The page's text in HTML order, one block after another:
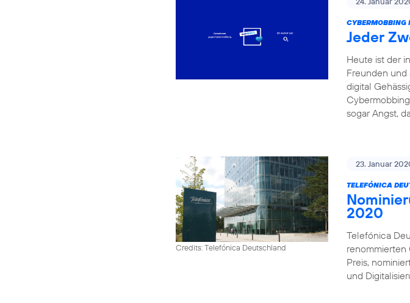
CYBERMOBBING
Jeder
Heute ist der
Freunden
digital
sogar Angst,
Credits: Telefónica Deutschland
23. Januar
TELEFÓNICA
2020
Telefónica
renommierten
Preis,
und